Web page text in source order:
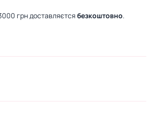
грн доставляєтся безкоштовно.